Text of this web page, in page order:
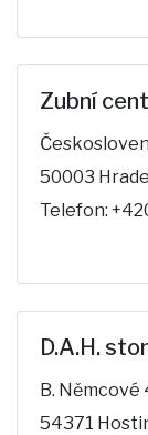
Zubní
50003
Telefon:
D.A.H.
B. Němcové
54371